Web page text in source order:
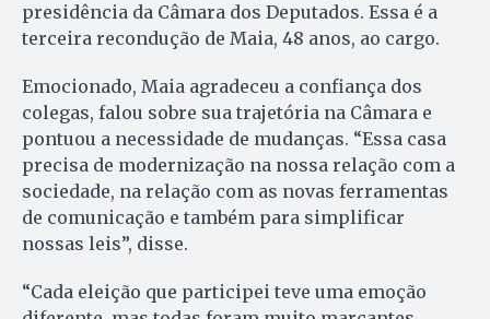
presidência da Câmara dos Deputados. Essa é a
terceira recondução de Maia, 48 anos, ao cargo.
Emocionado, Maia agradeceu a confiança dos
colegas, falou sobre sua trajetória na Câmara e
pontuou a necessidade de mudanças. “Essa casa
precisa de modernização na nossa relação com a
sociedade, na relação com as novas ferramentas
de comunicação e também para simplificar
nossas leis”, disse.
“Cada eleição que participei teve uma emoção